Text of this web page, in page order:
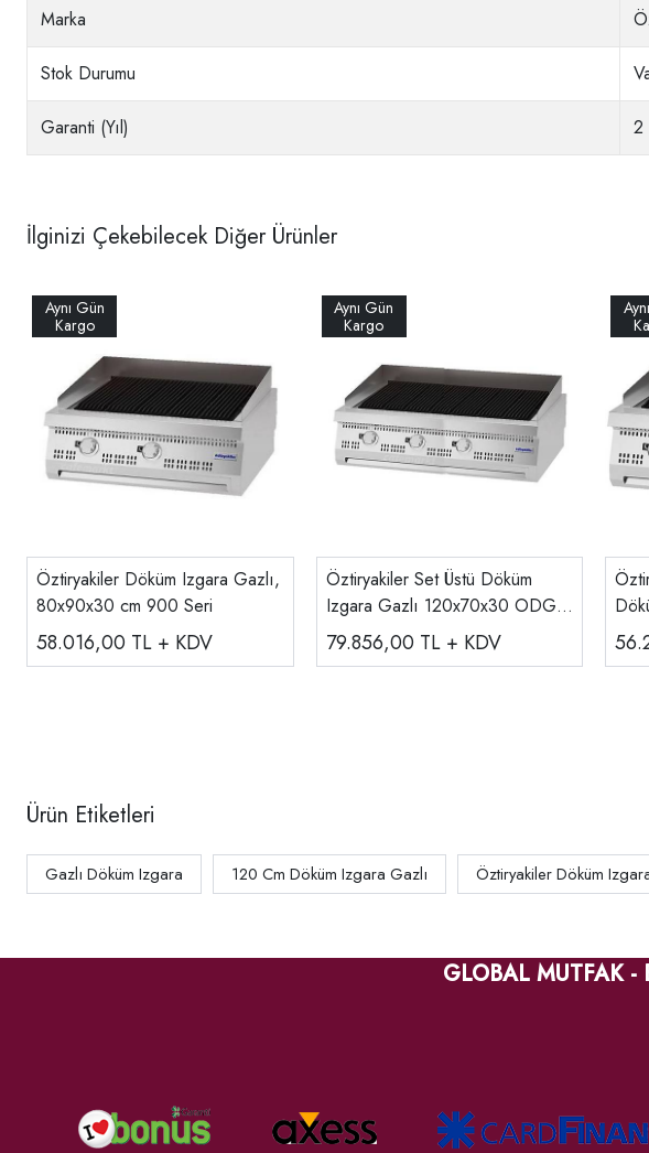
Marka
Stok Durumu
Garanti (Yıl) 2
İlginizi Çekebilecek Diğer Ürünler
Öztiryakiler Döküm Izgara Gazlı,
80x90x30 cm 900 Seri
58.016,00 TL + KDV
Öztiryakiler Set Üstü Döküm
Izgara Gazlı 120x70x30 ODG
12070 E
79.856,00 TL + KDV
Ürün Etiketleri
Gazlı Döküm Izgara 120 Cm Döküm Izgara Gazlı Öztiryakiler Döküm
GLOBAL MUTFAK -